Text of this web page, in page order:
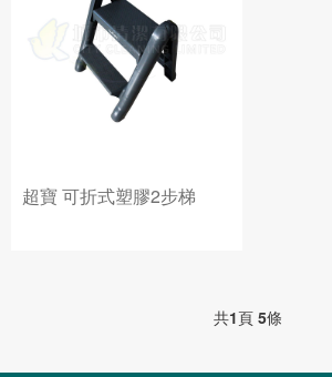
超寶 可折式塑膠2步梯
共1頁 5條